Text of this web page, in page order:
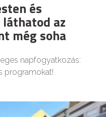
és
az
még soha
napfogyatkozás:
programokat!